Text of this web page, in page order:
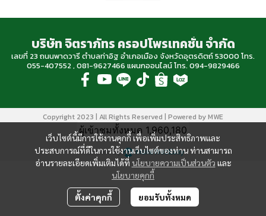
เว็บไซต์นี้มีการใช้งานคุกกี้ เพื่อเพิ่มประสิทธิภาพและ
ประสบการณ์ที่ดีในการใช้งานเว็บไซต์ของท่าน ท่านสามารถ
อ่านรายละเอียดเพิ่มเติมได้ที่ นโยบายความเป็นส่วนตัว และ
นโยบายคุกกี้
ตั้งค่าคุกกี้ ยอมรับทั้งหมด
บริษัท จิตราภัทร ครอปโพรเทคชั่น จำกัด
เลขที่ 23 ถนนพาดวารี ตำบลท่าอิฐ อำเภอเมือง จังหวัดอุตรดิตถ์ 53000 โทร.
055-407552 , 081-9627466 แผนกออนไลน์ โทร. 094-9829466
Copyright 2023 | All Rights Reserved | Powered by MWE
ผู้เข้าชมทั้งหมด 1,960,180
Powered By MakeWebEasy